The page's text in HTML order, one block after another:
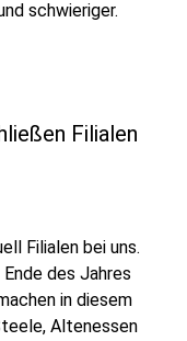
schwieriger.
Filialen
Filialen bei uns.
des Jahres
in diesem
Altenessen